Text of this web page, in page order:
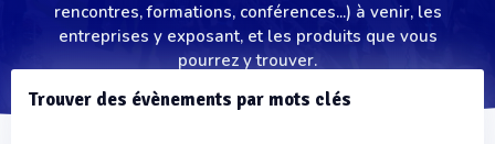
rencontres, formations, conférences...) à venir, les
entreprises y exposant, et les produits que vous
pourrez y trouver.
Trouver des évènements par mots clés